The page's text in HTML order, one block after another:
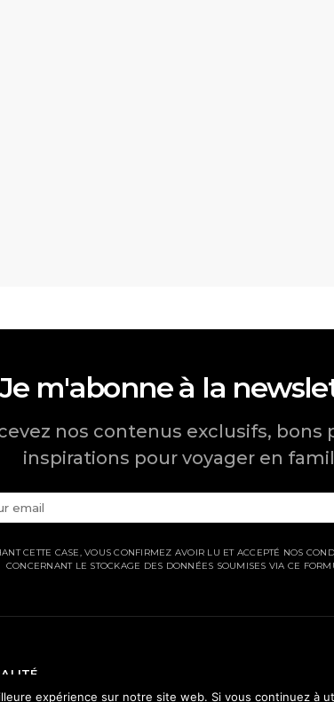
Je m'abonne à la
nos contenus exclusifs, bons
inspirations pour voyager en
CETTE CASE, VOUS CONFIRMEZ AVOIR LU ET ACCEPTÉ NOS
CONCERNANT LE STOCKAGE DES DONNÉES SOUMISES VIA CE
expérience sur notre site web. Si vous continuez à